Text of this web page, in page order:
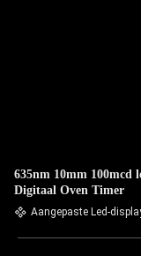
635nm 10mm 100mcd
Digitaal Oven Timer
Aangepaste Led-